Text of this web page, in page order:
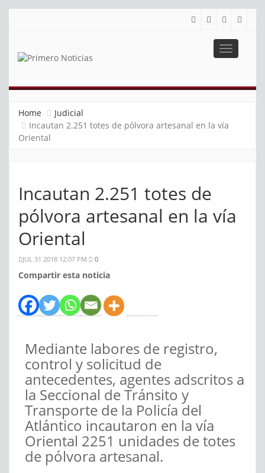
Toggle
Home
Judicial
Incautan 2.251 totes de pólvora artesanal en la vía
Oriental
Incautan 2.251 totes de
pólvora artesanal en la vía
Oriental
JUL 31 2018 12:07 PM 0
Compartir esta noticia
Mediante labores de registro,
control y solicitud de
antecedentes, agentes adscritos a
la Seccional de Tránsito y
Transporte de la Policía del
Atlántico incautaron en la vía
Oriental 2251 unidades de totes
de pólvora artesanal.